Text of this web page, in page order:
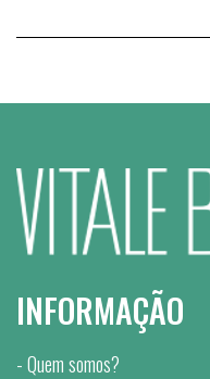
INFORMAÇÃO
Quem somos?